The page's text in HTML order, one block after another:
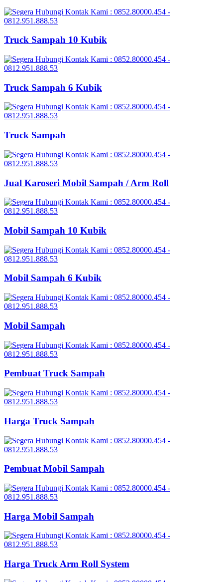
Truck Sampah 10 Kubik
Truck Sampah 6 Kubik
Truck Sampah
Jual Karoseri Mobil Sampah / Arm Roll
Mobil Sampah 10 Kubik
Mobil Sampah 6 Kubik
Mobil Sampah
Pembuat Truck Sampah
Harga Truck Sampah
Pembuat Mobil Sampah
Harga Mobil Sampah
Harga Truck Arm Roll System